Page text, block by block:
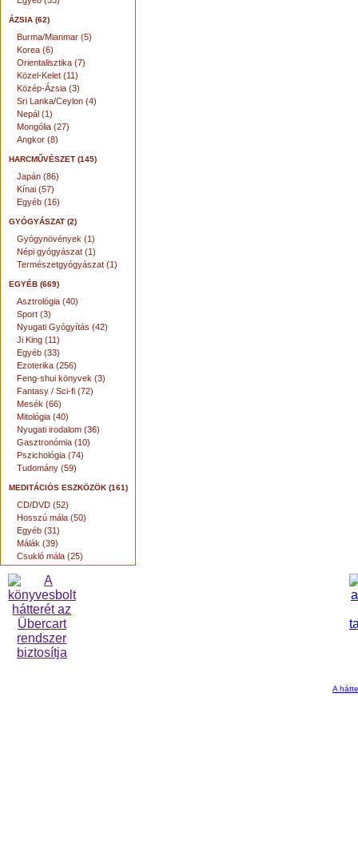
ÁZSIA (62)
Burma/Mianmar (5)
Korea (6)
Orientalisztika (7)
Közel-Kelet (11)
Közép-Ázsia (3)
Sri Lanka/Ceylon (4)
Nepál (1)
Mongólia (27)
Angkor (8)
HARCMŰVÉSZET (145)
Japán (86)
Kínai (57)
Egyéb (16)
GYÓGYÁSZAT (2)
Gyógynövények (1)
Népi gyógyászat (1)
Természetgyógyászat (1)
EGYÉB (669)
Asztrológia (40)
Sport (3)
Nyugati Gyógyítás (42)
Ji King (11)
Egyéb (33)
Ezoterika (256)
Feng-shui könyvek (3)
Fantasy / Sci-fi (72)
Mesék (66)
Mitológia (40)
Nyugati irodalom (36)
Gasztronómia (10)
Pszichológia (74)
Tudomány (59)
MEDITÁCIÓS ESZKÖZÖK (161)
CD/DVD (52)
Hosszú mála (50)
Egyéb (31)
Málák (39)
Csukló mála (25)
A